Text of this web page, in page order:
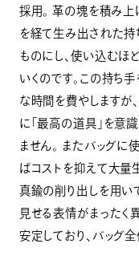
採用。 革の塊を積み上
を経て生み出された
ものにし、使い込むほ
いくのです。この持ち
な時間を費やしますが
に「最高の道具」を意
ません。 またバッグに
ばコストを抑えて大量
真鍮の削り出しを用い
見せる表情がまったく
安定しており、バッグ全